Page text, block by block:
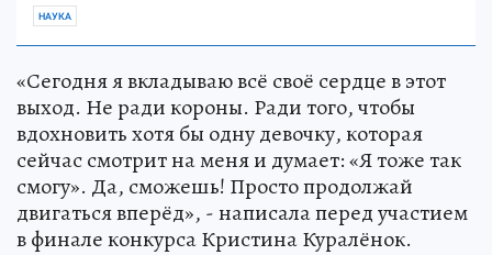
НАУКА
«Сегодня я вкладываю всё своё сердце в этот
выход. Не ради короны. Ради того, чтобы
вдохновить хотя бы одну девочку, которая
сейчас смотрит на меня и думает: «Я тоже так
смогу». Да, сможешь! Просто продолжай
двигаться вперёд», - написала перед участием
в финале конкурса Кристина Куралёнок.